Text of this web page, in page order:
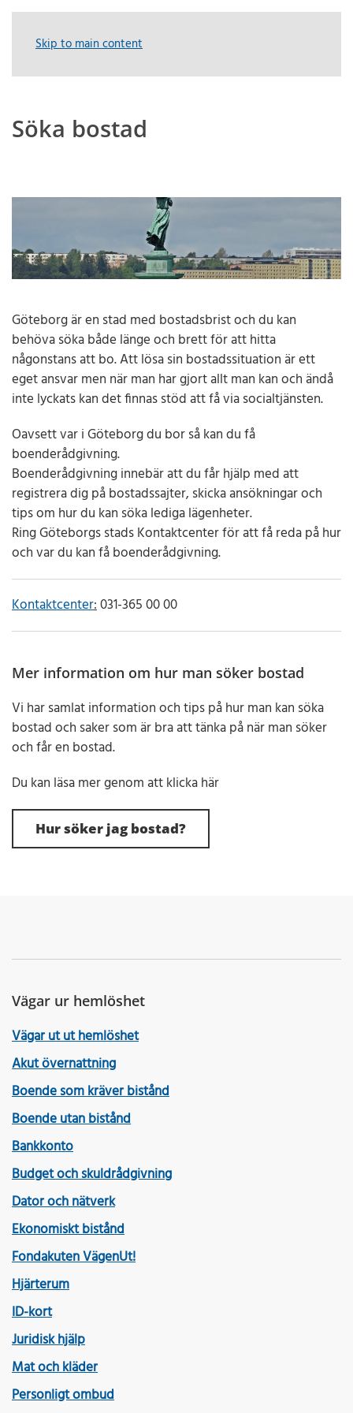
Skip to main content
Söka bostad
Göteborg är en stad med bostadsbrist och du kan
behöva söka både länge och brett för att hitta
någonstans att bo. Att lösa sin bostadssituation är ett
eget ansvar men när man har gjort allt man kan och ändå
inte lyckats kan det finnas stöd att få via socialtjänsten.
Oavsett var i Göteborg du bor så kan du få
boenderådgivning.
Boenderådgivning innebär att du får hjälp med att
registrera dig på bostadssajter, skicka ansökningar och
tips om hur du kan söka lediga lägenheter.
Ring Göteborgs stads Kontaktcenter för att få reda på hur
och var du kan få boenderådgivning.
Kontaktcenter:031-365 00 00
Mer information om hur man söker bostad
Vi har samlat information och tips på hur man kan söka
bostad och saker som är bra att tänka på när man söker
och får en bostad.
Du kan läsa mer genom att klicka här
Hur söker jag bostad?
Vägar ur hemlöshet
Vägar ut ut hemlöshet
Akut övernattning
Boende som kräver bistånd
Boende utan bistånd
Bankkonto
Budget och skuldrådgivning
Dator och nätverk
Ekonomiskt bistånd
Fondakuten VägenUt!
Hjärterum
ID-kort
Juridisk hjälp
Mat och kläder
Personligt ombud